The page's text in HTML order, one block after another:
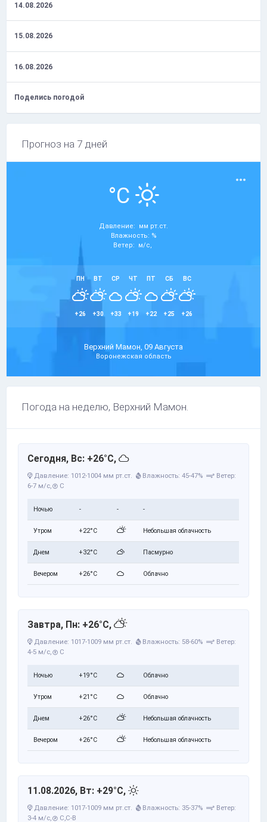
14.08.2026
15.08.2026
16.08.2026
Поделись погодой
Прогноз на 7 дней
°C
Давление: мм рт.ст.
Влажность: %
Ветер: м/с,
ПН
+26
ВТ
+30
СР
+33
ЧТ
+19
ПТ
+22
СБ
+25
ВС
+26
Верхний Мамон, 09 Августа
Воронежская область
Погода на неделю, Верхний Мамон.
Сегодня, Вс: +26°C,
Давление: 1012-1004 мм рт.ст. Влажность: 45-47%
Ветер:
6-7 м/с,
С
Ночью - - -
Утром +22°C Небольшая облачность
Днем +32°C Пасмурно
Вечером +26°C Облачно
Завтра, Пн: +26°C,
Давление: 1017-1009 мм рт.ст. Влажность: 58-60%
Ветер:
4-5 м/с,
С
Ночью +19°C Облачно
Утром +21°C Облачно
Днем +26°C Небольшая облачность
Вечером +26°C Небольшая облачность
11.08.2026, Вт: +29°C,
Давление: 1017-1009 мм рт.ст. Влажность: 35-37%
Ветер:
3-4 м/с,
С,С-В